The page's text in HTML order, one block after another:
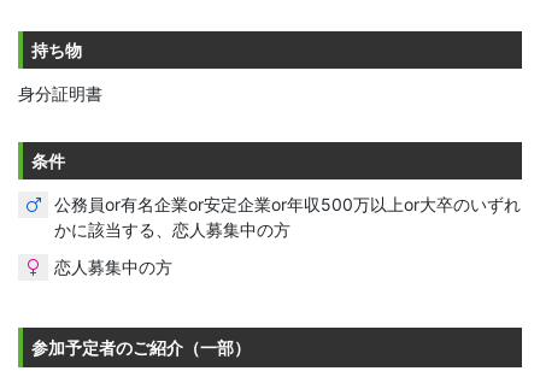
持ち物
身分証明書
条件
公務員or有名企業or安定企業or年収500万以上or大卒のいずれ
かに該当する、恋人募集中の方
恋人募集中の方
参加予定者のご紹介（一部）